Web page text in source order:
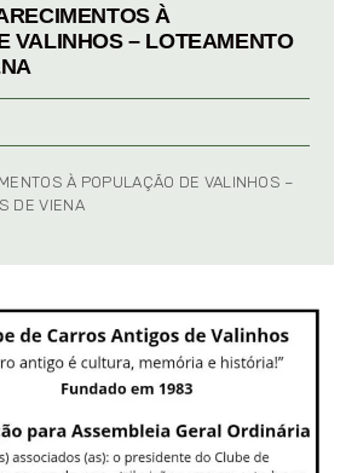
À
VALINHOS – LOTEAMENTO
À POPULAÇÃO DE VALINHOS –
DE VIENA